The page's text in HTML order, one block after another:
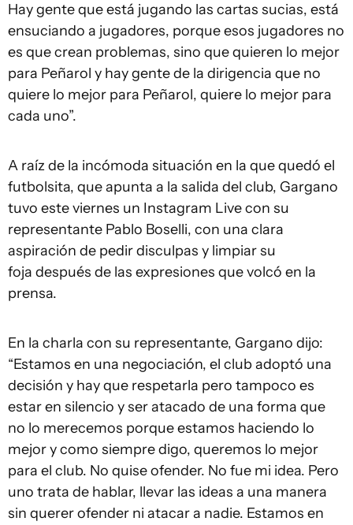
Hay gente que está jugando las cartas sucias, está
ensuciando a jugadores, porque esos jugadores no
es que crean problemas, sino que quieren lo mejor
para Peñarol y hay gente de la dirigencia que no
quiere lo mejor para Peñarol, quiere lo mejor para
cada uno”.
A raíz de la incómoda situación en la que quedó el
futbolsita, que apunta a la salida del club, Gargano
tuvo este viernes un Instagram Live con su
representante Pablo Boselli, con una clara
aspiración de pedir disculpas y limpiar su
foja después de las expresiones que volcó en la
prensa.
En la charla con su representante, Gargano dijo:
“Estamos en una negociación, el club adoptó una
decisión y hay que respetarla pero tampoco es
estar en silencio y ser atacado de una forma que
no lo merecemos porque estamos haciendo lo
mejor y como siempre digo, queremos lo mejor
para el club. No quise ofender. No fue mi idea. Pero
uno trata de hablar, llevar las ideas a una manera
sin querer ofender ni atacar a nadie. Estamos en